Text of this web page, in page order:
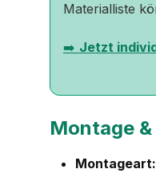
Materialliste
➡️ Jetzt
Montage
Montageart: